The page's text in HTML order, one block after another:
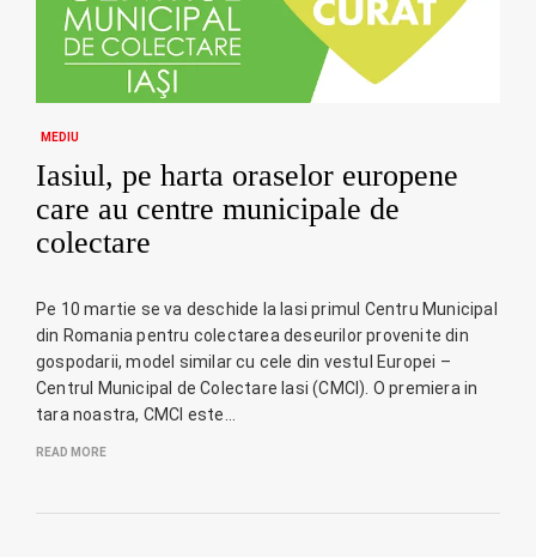
MEDIU
Iasiul, pe harta oraselor europene
care au centre municipale de
colectare
Pe 10 martie se va deschide la Iasi primul Centru Municipal
din Romania pentru colectarea deseurilor provenite din
gospodarii, model similar cu cele din vestul Europei –
Centrul Municipal de Colectare Iasi (CMCI). O premiera in
tara noastra, CMCI este…
READ MORE